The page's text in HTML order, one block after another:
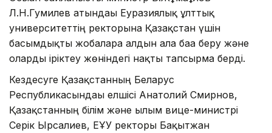
Л.Н.Гумилев атындағы Еуразиялық ұлттық
университеттің ректорына Қазақстан үшін
басымдықты жобаларға алдын ала баға беру және
оларды іріктеу жөніндегі нақты тапсырма берді.
Кездесуге Қазақстанның Беларус
Республикасындағы елшісі Анатолий Смирнов,
Қазақстанның білім және ғылым вице-министрі
Серік Ырсалиев, ЕҰУ ректоры Бақытжан